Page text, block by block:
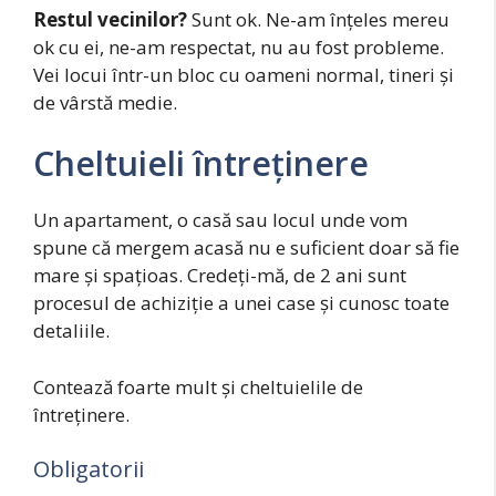
Restul vecinilor?Sunt ok. Ne-am înțeles mereu
ok cu ei, ne-am respectat, nu au fost probleme.
Vei locui într-un bloc cu oameni normal, tineri și
de vârstă medie.
Cheltuieli întreținere
Un apartament, o casă sau locul unde vom
spune că mergem acasă nu e suficient doar să fie
mare și spațioas. Credeți-mă, de 2 ani sunt
procesul de achiziție a unei case și cunosc toate
detaliile.
Contează foarte mult și cheltuielile de
întreținere.
Obligatorii